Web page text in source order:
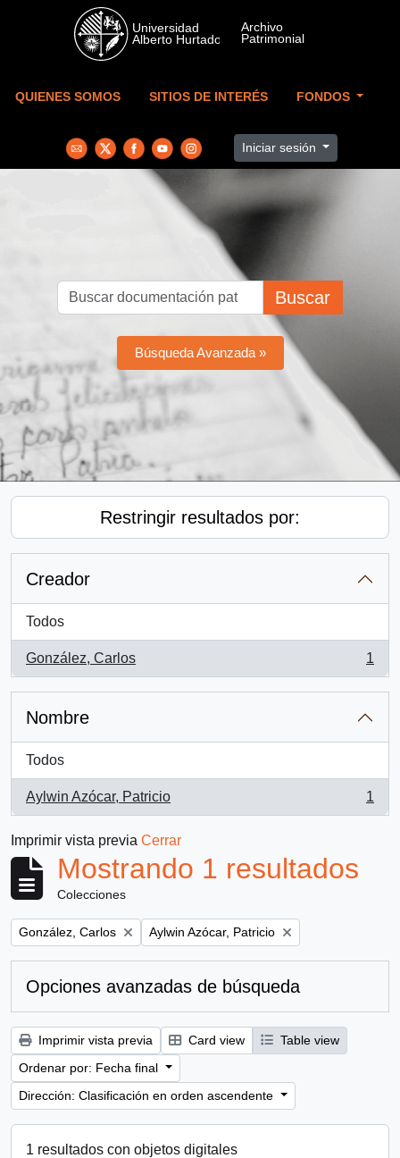
Skip to main content
QUIENES SOMOS SITIOS DE INTERÉS FONDOS
Iniciar sesión
Buscar
Búsqueda Avanzada »
Restringir resultados por:
Creador
Todos
González, Carlos
, 1 resultados
1
Nombre
Todos
Aylwin Azócar, Patricio
, 1 resultados
1
Imprimir vista previa Cerrar
Mostrando 1 resultados
Colecciones
Remove filter:
González, Carlos Remove filter:
Aylwin Azócar, Patricio
Opciones avanzadas de búsqueda
Imprimir vista previa Card view
Table view
Ordenar por: Fecha final
Dirección: Clasificación en orden ascendente
1 resultados con objetos digitales